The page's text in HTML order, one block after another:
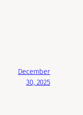
December
30, 2025